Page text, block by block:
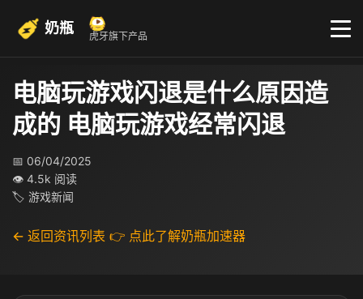
奶瓶 虎牙旗下产品
电脑玩游戏闪退是什么原因造
成的 电脑玩游戏经常闪退
📅 06/04/2025
👁 4.5k 阅读
🏷 游戏新闻
← 返回资讯列表 👉 点此了解奶瓶加速器